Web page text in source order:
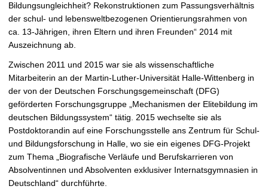
Bildungsungleichheit? Rekonstruktionen zum Passungsverhältnis
der schul- und lebensweltbezogenen Orientierungsrahmen von
ca. 13-Jährigen, ihren Eltern und ihren Freunden“ 2014 mit
Auszeichnung ab.
Zwischen 2011 und 2015 war sie als wissenschaftliche
Mitarbeiterin an der Martin-Luther-Universität Halle-Wittenberg in
der von der Deutschen Forschungsgemeinschaft (DFG)
geförderten Forschungsgruppe „Mechanismen der Elitebildung im
deutschen Bildungssystem“ tätig. 2015 wechselte sie als
Postdoktorandin auf eine Forschungsstelle ans Zentrum für Schul-
und Bildungsforschung in Halle, wo sie ein eigenes DFG-Projekt
zum Thema „Biografische Verläufe und Berufskarrieren von
Absolventinnen und Absolventen exklusiver Internatsgymnasien in
Deutschland“ durchführte.